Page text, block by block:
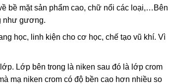
bề mặt sản phẩm cao, chữ nổi các loại,…Bên
như gương.
học, linh kiện cho cơ học, chế tạo vũ khí. Vì
Lớp bên trong là niken sau đó là lớp crom
mạ niken crom có độ bền cao hơn nhiều so